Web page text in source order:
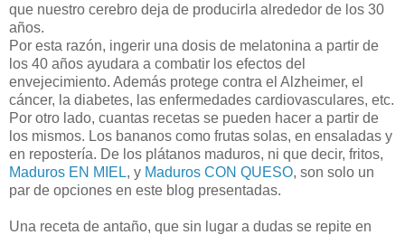
que nuestro cerebro deja de producirla alrededor de los 30
años.
Por esta razón, ingerir una dosis de melatonina a partir de
los 40 años ayudara a combatir los efectos del
envejecimiento. Además protege contra el Alzheimer, el
cáncer, la diabetes, las enfermedades cardiovasculares, etc.
Por otro lado, cuantas recetas se pueden hacer a partir de
los mismos. Los bananos como frutas solas, en ensaladas y
en repostería. De los plátanos maduros, ni que decir, fritos,
Maduros EN MIEL, y Maduros CON QUESO, son solo un
par de opciones en este blog presentadas.
Una receta de antaño, que sin lugar a dudas se repite en